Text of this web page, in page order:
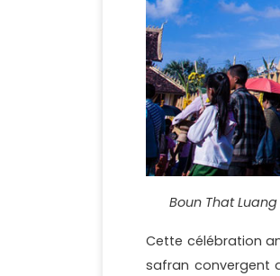
Boun That
Cette célébration
safran convergent